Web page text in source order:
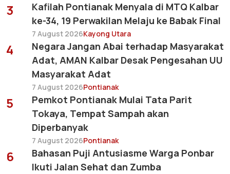
3
Kafilah Pontianak Menyala di MTQ Kalbar
ke-34, 19 Perwakilan Melaju ke Babak Final
7 August 2026Kayong Utara
4
Negara Jangan Abai terhadap Masyarakat
Adat, AMAN Kalbar Desak Pengesahan UU
Masyarakat Adat
7 August 2026Pontianak
5
Pemkot Pontianak Mulai Tata Parit
Tokaya, Tempat Sampah akan
Diperbanyak
7 August 2026Pontianak
6
Bahasan Puji Antusiasme Warga Ponbar
Ikuti Jalan Sehat dan Zumba